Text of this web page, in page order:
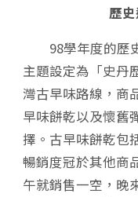
歷
98學年度的歷史
主題設定為「史丹
灣古早味路線，商
早味餅乾以及懷舊
擇。古早味餅乾包
暢銷度冠於其他商
午就銷售一空，晚